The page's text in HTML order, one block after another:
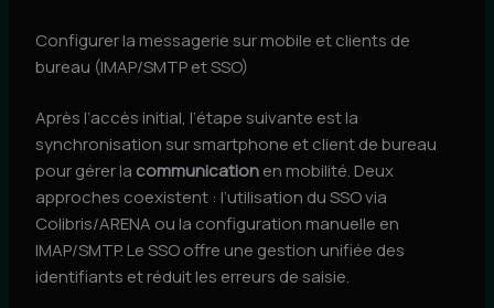
Configurer la messagerie sur mobile et clients de
bureau (IMAP/SMTP et SSO)
Après l’accès initial, l’étape suivante est la
synchronisation sur smartphone et client de bureau
pour gérer la communicationen mobilité. Deux
approches coexistent : l’utilisation du SSO via
Colibris/ARENA ou la configuration manuelle en
IMAP/SMTP. Le SSO offre une gestion unifiée des
identifiants et réduit les erreurs de saisie.